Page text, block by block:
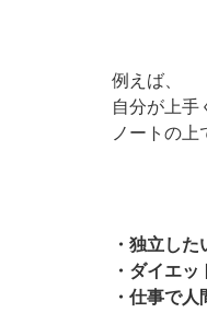
例えば、
自分が上手
ノートの上
・独立した
・ダイエ
・仕事で